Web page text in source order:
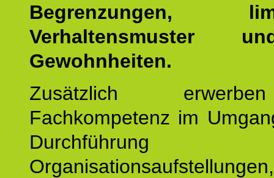
Begrenzungen,
Verhaltensmuster
Gewohnheiten.
Zusätzlich
Fachkompetenz im